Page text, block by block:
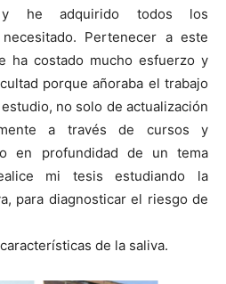
y he adquirido todos los
Pertenecer a este
ha costado mucho esfuerzo y
porque añoraba el trabajo
no solo de actualización
a través de cursos y
en profundidad de un tema
mi tesis estudiando la
para diagnosticar el riesgo de
de la saliva.